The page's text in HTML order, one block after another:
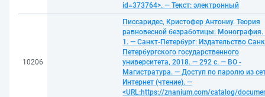
id=373764>. — Текст: электронный
10206
Писсаридес, Кристофер Антониу. Теория
равновесной безработицы:
1. — Санкт-Петербург: Издательство
Петербургского государственного
университета, 2018. — 292 с. — ВО -
Магистратура. — Доступ по паролю из
Интернет (чтение). —
<URL:https://znanium.com/catalog/